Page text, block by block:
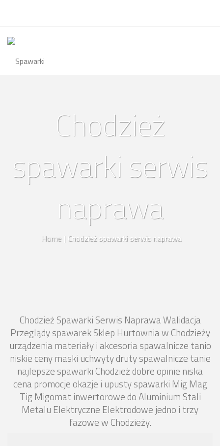
Chodzież
spawarki serwis
naprawa
Home | Chodzież spawarki serwis naprawa
Chodzież Spawarki Serwis Naprawa Walidacja
Przeglądy spawarek Sklep Hurtownia w Chodzieży
urządzenia materiały i akcesoria spawalnicze tanio
niskie ceny maski uchwyty druty spawalnicze tanie
najlepsze spawarki Chodzież dobre opinie niska
cena promocje okazje i upusty spawarki Mig Mag
Tig Migomat inwertorowe do Aluminium Stali
Metalu Elektryczne Elektrodowe jedno i trzy
fazowe w Chodzieży.